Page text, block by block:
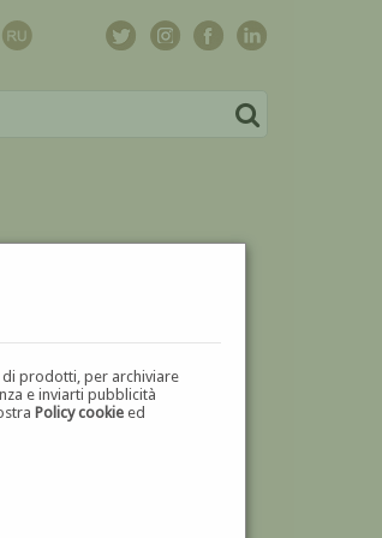
di prodotti, per archiviare
e inviarti pubblicità
Policy cookie ed
Z ⬅